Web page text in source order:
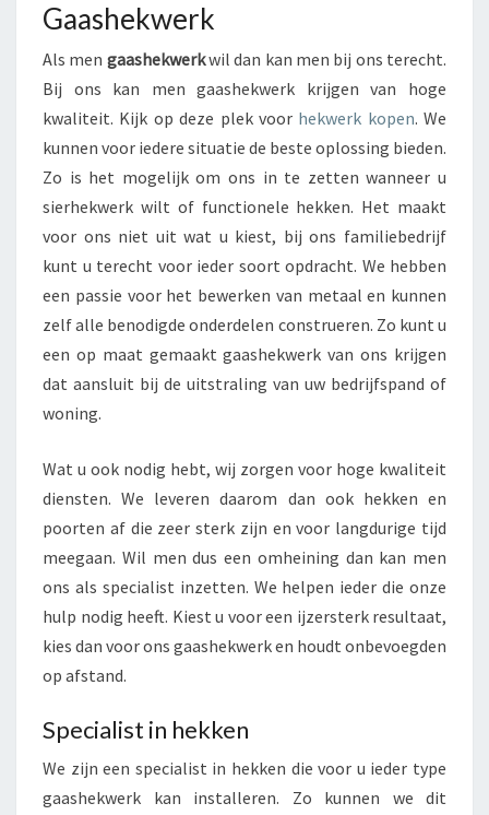
K
W
R
K
Gaashekwerk
Als men gaashekwerkwil dan kan men bij ons terecht.
Bij ons kan men gaashekwerk krijgen van hoge
kwaliteit. Kijk op deze plek voor hekwerk kopen. We
kunnen voor iedere situatie de beste oplossing bieden.
Zo is het mogelijk om ons in te zetten wanneer u
sierhekwerk wilt of functionele hekken. Het maakt
voor ons niet uit wat u kiest, bij ons familiebedrijf
kunt u terecht voor ieder soort opdracht. We hebben
een passie voor het bewerken van metaal en kunnen
zelf alle benodigde onderdelen construeren. Zo kunt u
een op maat gemaakt gaashekwerk van ons krijgen
dat aansluit bij de uitstraling van uw bedrijfspand of
woning.
Wat u ook nodig hebt, wij zorgen voor hoge kwaliteit
diensten. We leveren daarom dan ook hekken en
poorten af die zeer sterk zijn en voor langdurige tijd
meegaan. Wil men dus een omheining dan kan men
ons als specialist inzetten. We helpen ieder die onze
hulp nodig heeft. Kiest u voor een ijzersterk resultaat,
kies dan voor ons gaashekwerk en houdt onbevoegden
op afstand.
Specialist in hekken
We zijn een specialist in hekken die voor u ieder type
gaashekwerk kan installeren. Zo kunnen we dit